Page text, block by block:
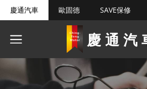
慶通汽車 歐固德 SAVE保修
慶通汽